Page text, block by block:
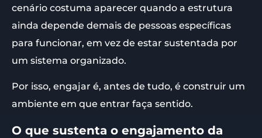
cenário costuma aparecer quando a estrutura
ainda depende demais de pessoas específicas
para funcionar, em vez de estar sustentada por
um sistema organizado.
Por isso, engajar é, antes de tudo, é construir um
ambiente em que entrar faça sentido.
O que sustenta o engajamento da